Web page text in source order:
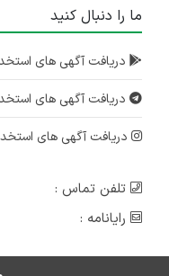
ما را دنبال کنید
دریافت آگهی های
دریافت آگهی های
دریافت آگهی های
تلفن تماس :
رایانامه :